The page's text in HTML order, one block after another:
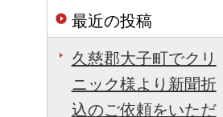
最近の投稿
久慈郡大子町でクリ
ニック様より新聞折
込のご依頼をいただ